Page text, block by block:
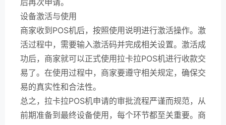
设备激活与使用
商家收到POS机后，按照使用说明进行激活操作。激
活过程中，需要输入激活码并完成相关设置。激活成
功后，商家就可以正式使用拉卡拉POS机进行收款交
易了。在使用过程中，商家要遵守相关规定，确保交
易的真实性和合法性。
总之，拉卡拉POS机申请的审批流程严谨而规范，从
前期准备到最终设备使用，每个环节都至关重要。商